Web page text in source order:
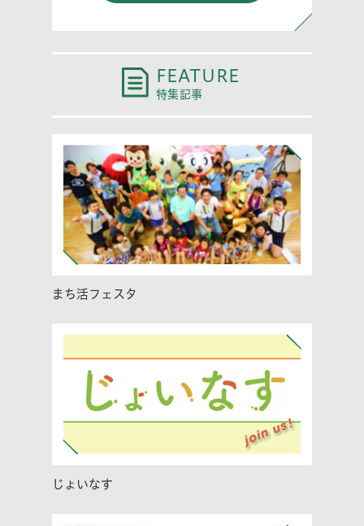
FEATURE
特集記事
まち活フェスタ
じょいなす